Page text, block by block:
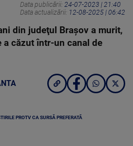
Data publicării: 24-07-2023 | 21:40
Data actualizării: 12-08-2025 | 06:42
din judeţul Braşov a murit,
a căzut într-un canal de
PROTV CA SURSĂ PREFERATĂ